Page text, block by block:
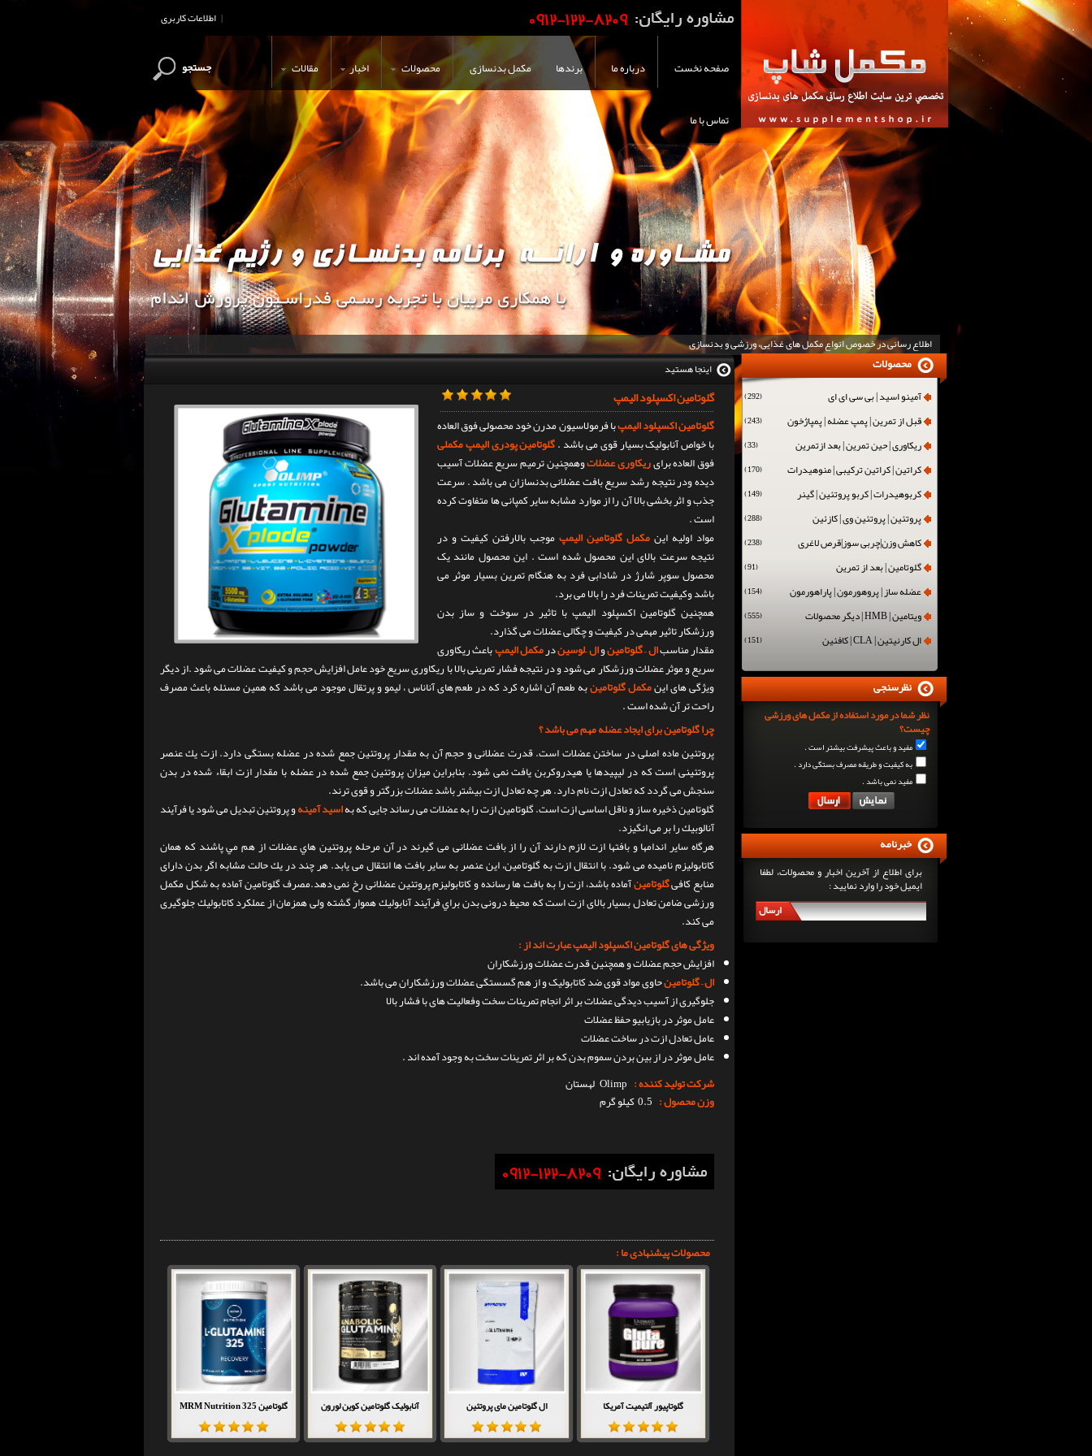
اطلاعات کاربری |
صفحه نخست درباره ما برندها مکمل بدنسازی محصولات اخبار مقالات
تماس با ما
جستجو
اطلاع رسانی در خصوص انواع مکمل های غذایی، ورزشی و بدنسازی
این وب سایت جهت اطلاع رسانی و
اینجا هستید
گلوتامین اکسپلود الیمپ
گلوتامین اکسپلود الیمپبا فرمولاسیون مدرن خود محصولی فوق العاده
با خواص آنابولیک بسیار قوی می باشد .گلوتامین پودری الیمپ مکملی
فوق العاده برایریکاوری عضلاتوهمچنین ترمیم سریع عضلات آسیب
دیده ودر نتیجه رشد سریع بافت عضلانی بدنسازان می باشد . سرعت
جذب و اثر بخشی بالا آن را از موارد مشابه سایر کمپانی ها متفاوت کرده
است .
مواد اولیه اینمکمل گلوتامین الیمپموجب بالارفتن کیفیت و در
نتیجه سرعت بالای این محصول شده است . این محصول مانند یک
محصول سوپر شارژ در شادابی فرد به هنگام تمرین بسیار موثر می
باشد وکیفیت تمرینات فرد را بالا می برد.
همچنین گلوتامین اکسپلود الیمپ با تاثیر در سوخت و ساز بدن
ورزشکار تاثیر مهمی در کیفیت و چگالی عضلات می گذارد.
مقدار مناسبال – گلوتامینوال –لوسیندرمکمل الیمپباعث ریکاوری
سریع و موثر عضلات ورزشکار می شود و در نتیجه فشار تمرینی بالا با ریکاوری سریع خود عامل افزایش حجم و کیفیت عضلات می شود .از دیگر
ویژگی های اینمکمل گلوتامینبه طعم آن اشاره کرد که در طعم های آناناس ، لیمو و پرتقال موجود می باشد که همین مسئله باعث مصرف
راحت تر آن شده است .
چرا گلوتامين برای ايجاد عضله مهم می باشد ؟
پروتئين ماده اصلی در ساختن عضلات است. قدرت عضلانی و حجم آن به مقدار پروتئين جمع شده در عضله بستگی دارد. ازت يك عنصر
پروتئينی است كه در ليپيدها يا هيدروكربن يافت نمی شود. بنابراين ميزان پروتئين جمع شده در عضله با مقدار ازت ابقاء شده در بدن
سنجش می گردد كه تعادل ازت نام دارد. هر چه تعادل ازت بيشتر باشد عضلات بزرگتر و قوی ترند.
گلوتامين ذخيره ساز و ناقل اساسی ازت است. گلوتامين ازت را به عضلات می رساند جايی كه بهاسيد آمينهو پروتئين تبديل می شود يا فرآيند
آنالوبيك را بر می انگيزد.
هرگاه ساير اندامها و بافتها ازت لازم دارند آن را از بافت عضلانی می گيرند در آن مرحله پروتئين هاي عضلات از هم مي پاشند كه همان
كاتابوليزم ناميده می شود. با انتقال ازت به گلوتامين، اين عنصر به ساير بافت ها انتقال می يابد. هر چند در يك حالت مشابه اگر بدن دارای
منابع كافیگلوتامينآماده باشد، ازت را به بافت ها رسانده و كاتابوليزم پروتئين عضلانی رخ نمی دهد.مصرف گلوتامين آماده به شكل مكمل
ورزشی ضامن تعادل بسيار بالای ازت است كه محيط درونی بدن براي فرآيند آنابوليك هموار گشته ولی همزمان از عملكرد كاتابوليك جلوگيری
می كند.
ویژگی های گلوتامین اکسپلود الیمپ عبارت اند از :
افزایش حجم عضلات و همچنین قدرت عضلات ورزشکاران
ال – گلوتامینحاوی مواد قوی ضد کاتابولیک و از هم گسستگی عضلات ورزشکاران می باشد.
جلوگیری از آسیب دیدگی عضلات بر اثر انجام تمرینات سخت وفعالیت های با فشار بالا
عامل موثر در بازیابیو حفظ عضلات
عامل تعادل ازت در ساخت عضلات
عامل موثر در از بین بردن سموم بدن که بر اثر تمرینات سخت به وجود آمده اند .
شرکت تولید کننده : Olimp لهستان
وزن محصول : 0.5 کیلو گرم
محصولات پیشنهادی ما :
گلوتاپیور آلتیمیت آمریکا ال گلوتامین مای پروتئین آنابولیک گلوتامین کوین لورون گلوتامین 325 MRM Nutrition
آمینو اسید | بی سی ای ای (292)
قبل از تمرین | پمپ عضله | پمپاژخون (243)
ریکاوری | حین تمرین | بعد ازتمرین (33)
کراتین | کراتین ترکیبی | منوهیدرات (170)
کربوهیدرات | کربو پروتئین | گینر (149)
پروتئین | پروتئین وی | کازئین (288)
کاهش وزن|چربی سوز|قرص لاغری (238)
گلوتامین | بعد از تمرین (91)
عضله ساز | پروهورمون | پاراهورمون (154)
ویتامین | HMB | دیگر محصولات (555)
ال کارنیتین | CLA | کافئین (151)
محصولات
نظر شما در مورد استفاده از مکمل های ورزشی
چیست؟
مفید و باعث پیشرفت بیشتر است .
به کیفیت و طریقه مصرف بستگی دارد .
مفید نمی باشد .
نظرسنجی
برای اطلاع از آخرین اخبار و محصولات، لطفا
ایمیل خود را وارد نمایید :
ارسال
خبرنامه